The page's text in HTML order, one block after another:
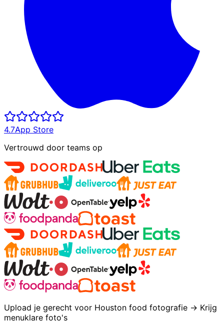
4.7App Store
Vertrouwd door teams op
Upload je gerecht voor Houston food fotografie → Krijg
menuklare foto's